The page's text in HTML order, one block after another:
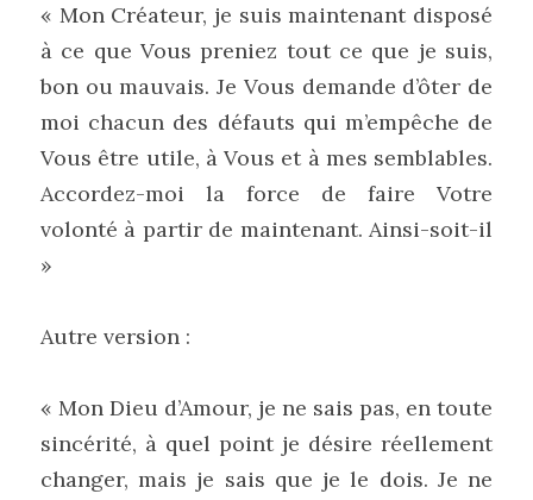
« Mon Créateur, je suis maintenant disposé
à ce que Vous preniez tout ce que je suis,
bon ou mauvais. Je Vous demande d’ôter de
moi chacun des défauts qui m’empêche de
Vous être utile, à Vous et à mes semblables.
Accordez-moi la force de faire Votre
volonté à partir de maintenant. Ainsi-soit-il
»
Autre version :
« Mon Dieu d’Amour, je ne sais pas, en toute
sincérité, à quel point je désire réellement
changer, mais je sais que je le dois. Je ne